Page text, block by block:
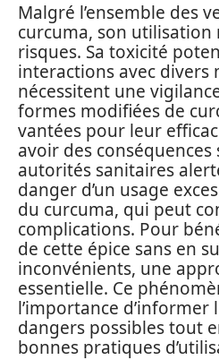
Malgré l’ensemble des
curcuma, son utilisation
risques. Sa toxicité
interactions avec divers
nécessitent une
formes modifiées de
vantées pour leur
avoir des conséquences
autorités sanitaires
danger d’un usage
du curcuma, qui peut
complications. Pour
de cette épice sans en
inconvénients, une
essentielle. Ce
l’importance d’informer
dangers possibles tout
bonnes pratiques